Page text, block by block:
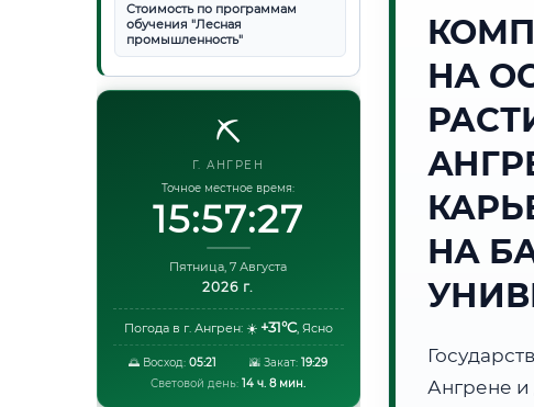
Стоимость по программам
обучения "Лесная
промышленность"
⛏️
Г. АНГРЕН
Точное местное время:
15:57:27
Пятница, 7 Августа
2026 г.
Погода в г. Ангрен: ☀️ +31°C, Ясно
🌅 Восход:05:21 🌇 Закат: 19:29
Световой день: 14 ч. 8 мин.
НА
НА
Ангрене